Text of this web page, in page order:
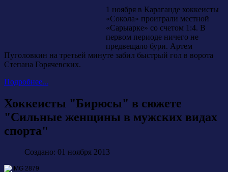
1 ноября в Караганде хоккеисты
«Сокола» проиграли местной
«Сарыарке» со счетом 1:4. В
первом периоде ничего не
предвещало бури. Артем
Пуголовкин на третьей минуте забил быстрый гол в ворота
Степана Горячевских.
Подробнее...
Хоккеисты "Бирюсы" в сюжете
"Сильные женщины в мужских видах
спорта"
Создано: 01 ноября 2013